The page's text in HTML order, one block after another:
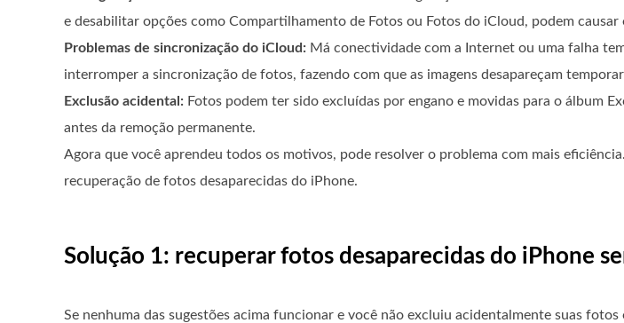
e desabilitar opções como Compartilhamento de Fotos ou Fotos do iCloud, podem causar
Problemas de sincronização do iCloud: Má conectividade com a Internet ou uma falha
interromper a sincronização de fotos, fazendo com que as imagens desapareçam
Exclusão acidental: Fotos podem ter sido excluídas por engano e movidas para o álbum
antes da remoção permanente.
Agora que você aprendeu todos os motivos, pode resolver o problema com mais
recuperação de fotos desaparecidas do iPhone.
Solução 1: recuperar fotos desaparecidas do iPhone
Se nenhuma das sugestões acima funcionar e você não excluiu acidentalmente suas